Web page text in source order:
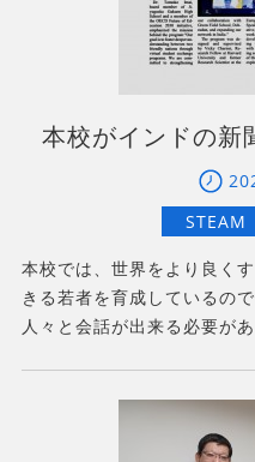
本校がインドの新
本校では、世界をより良く
きる若者を育成しているの
人々と会話が出来る必要が